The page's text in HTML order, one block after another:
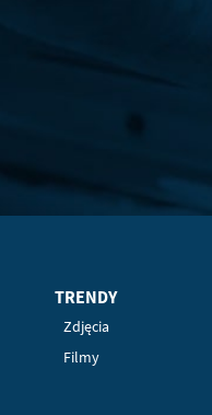
TRENDY
Zdjęcia
Filmy